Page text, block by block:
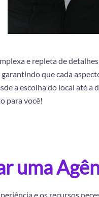
e repleta de
que cada
a escolha do local até a
para você!
uma
e os recursos